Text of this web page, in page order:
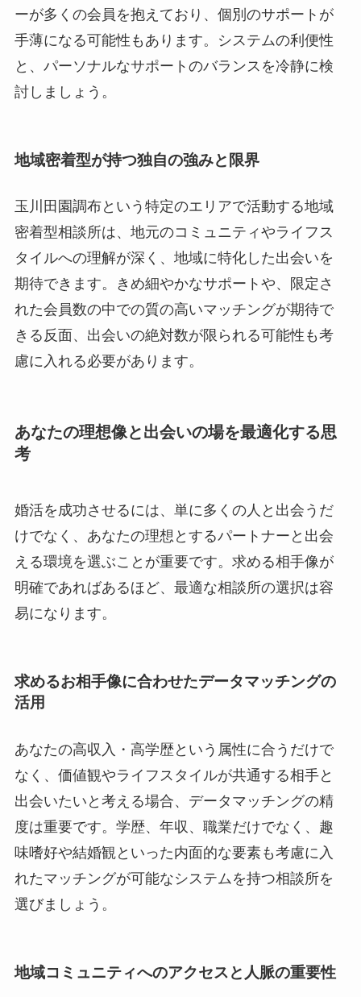
ーが多くの会員を抱えており、個別のサポートが
手薄になる可能性もあります。システムの利便性
と、パーソナルなサポートのバランスを冷静に検
討しましょう。
地域密着型が持つ独自の強みと限界
玉川田園調布という特定のエリアで活動する地域
密着型相談所は、地元のコミュニティやライフス
タイルへの理解が深く、地域に特化した出会いを
期待できます。きめ細やかなサポートや、限定さ
れた会員数の中での質の高いマッチングが期待で
きる反面、出会いの絶対数が限られる可能性も考
慮に入れる必要があります。
あなたの理想像と出会いの場を最適化する思
考
婚活を成功させるには、単に多くの人と出会うだ
けでなく、あなたの理想とするパートナーと出会
える環境を選ぶことが重要です。求める相手像が
明確であればあるほど、最適な相談所の選択は容
易になります。
求めるお相手像に合わせたデータマッチングの
活用
あなたの高収入・高学歴という属性に合うだけで
なく、価値観やライフスタイルが共通する相手と
出会いたいと考える場合、データマッチングの精
度は重要です。学歴、年収、職業だけでなく、趣
味嗜好や結婚観といった内面的な要素も考慮に入
れたマッチングが可能なシステムを持つ相談所を
選びましょう。
地域コミュニティへのアクセスと人脈の重要性